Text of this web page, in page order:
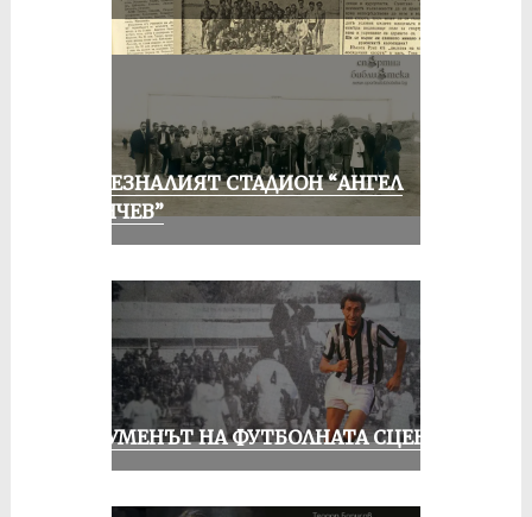
ИЗЧЕЗНАЛИЯТ СТАДИОН “АНГЕЛ
КЪНЧЕВ”
ШОУМЕНЪТ НА ФУТБОЛНАТА СЦЕНА